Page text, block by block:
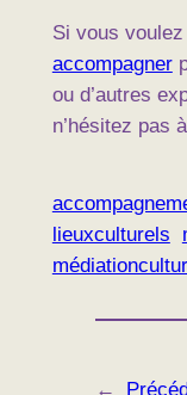
Si vous voulez
accompagner
ou d’autres
n’hésitez pas
lieuxculturels
←